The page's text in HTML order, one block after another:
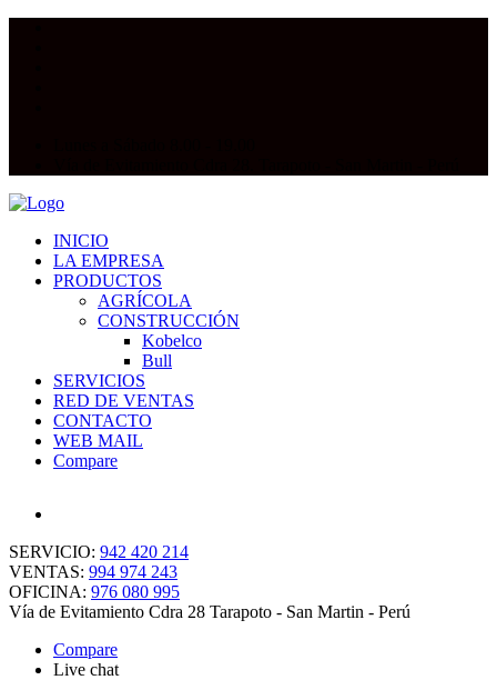
INICIO
LA EMPRESA
PRODUCTOS
AGRÍCOLA
CONSTRUCCIÓN
Kobelco
Bull
SERVICIOS
RED DE VENTAS
CONTACTO
WEB MAIL
Compare
SERVICIO: 942 420 214
VENTAS: 994 974 243
OFICINA: 976 080 995
Vía de Evitamiento Cdra 28 Tarapoto - San Martin - Perú
Compare
Live chat